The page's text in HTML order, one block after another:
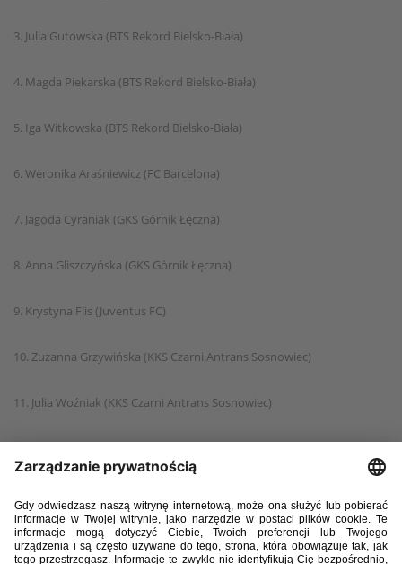
3. Julia Gutowska (BTS Rekord Bielsko-Biała)
4. Magda Piekarska (BTS Rekord Bielsko-Biała)
5. Iga Witkowska (BTS Rekord Bielsko-Biała)
6. Weronika Araśniewicz (FC Barcelona)
7. Jagoda Cyraniak (GKS Górnik Łęczna)
8. Anna Gliszczyńska (GKS Górnik Łęczna)
9. Krystyna Flis (Juventus FC)
10. Zuzanna Grzywińska (KKS Czarni Antrans Sosnowiec)
11. Julia Woźniak (KKS Czarni Antrans Sosnowiec)
14. Aleksandra Kuśmierczyk (Pogoń Szczecin)